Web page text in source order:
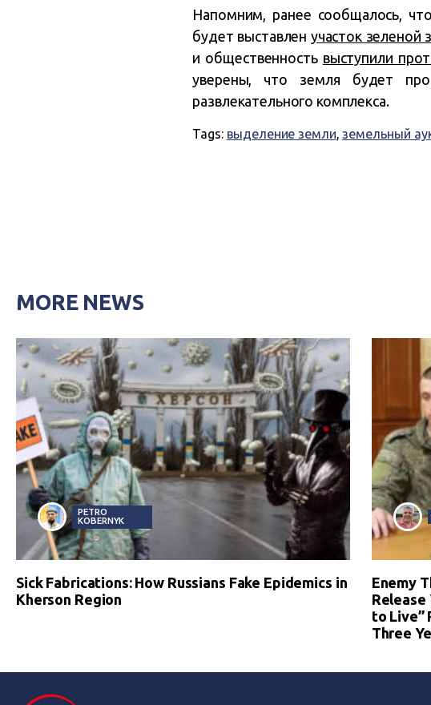
Напомним, ранее сообщалось,
будет выставлен участок зеленой
и общественность выступили
уверены, что земля будет
развлекательного комплекса.
Tags: выделение земли,земельный
MORE NEWS
PETRO
KOBERNYK
Sick Fabrications: How Russians Fake Epidemics in
Kherson Region
Enemy
Release
to Live”
Three